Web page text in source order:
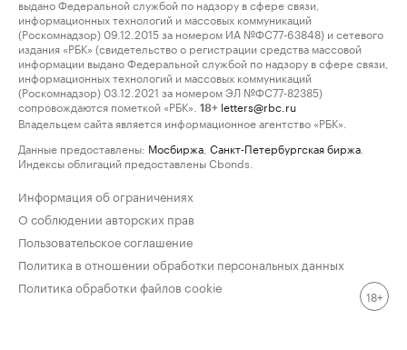
выдано Федеральной службой по надзору в сфере связи,
информационных технологий и массовых коммуникаций
(Роскомнадзор) 09.12.2015 за номером ИА №ФС77-63848) и сетевого
издания «РБК» (свидетельство о регистрации средства массовой
информации выдано Федеральной службой по надзору в сфере связи,
информационных технологий и массовых коммуникаций
(Роскомнадзор) 03.12.2021 за номером ЭЛ №ФС77-82385)
сопровождаются пометкой «РБК».
18+ letters@rbc.ru
Владельцем сайта является информационное агентство «РБК».
Данные предоставлены: Мосбиржа Санкт-Петербургская биржа
Индексы облигаций предоставлены Cbonds.
Информация об ограничениях
О соблюдении авторских прав
Пользовательское соглашение
Политика в отношении обработки персональных данных
Политика обработки файлов cookie
18+